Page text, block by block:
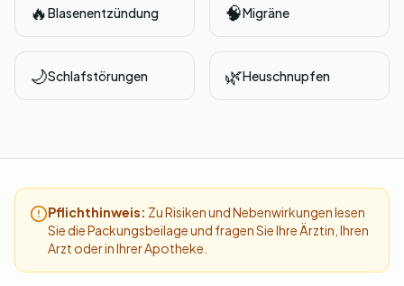
🔥Blasenentzündung 🧠Migräne
🌙Schlafstörungen 🌿Heuschnupfen
Pflichthinweis: Zu Risiken und Nebenwirkungen lesen
Sie die Packungsbeilage und fragen Sie Ihre Ärztin, Ihren
Arzt oder in Ihrer Apotheke.